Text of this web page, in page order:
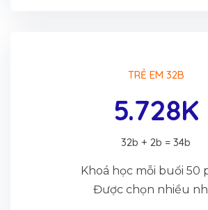
TRẺ EM 32B
5.728K
32b + 2b = 34b
Khoá học mỗi buổi 50
Được chọn nhiều